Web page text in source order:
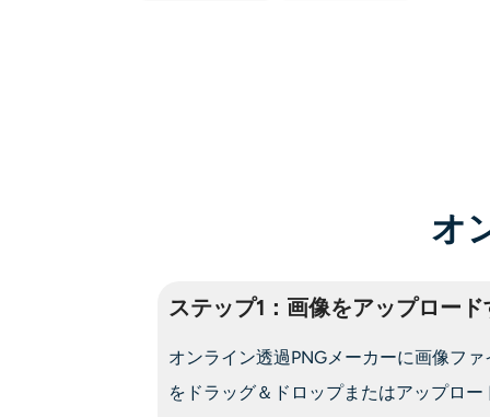
オ
ステップ1：画像をアップロード
オンライン透過PNGメーカーに画像ファ
をドラッグ＆ドロップまたはアップロー